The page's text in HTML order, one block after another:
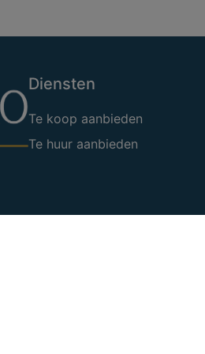
Diensten
Te koop aanbieden
Te huur aanbieden